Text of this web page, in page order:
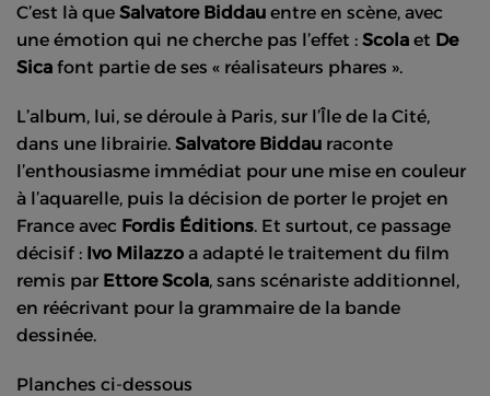
C’est là que Salvatore Biddau entre en scène, avec
une émotion qui ne cherche pas l’effet : Scola et De
Sica font partie de ses « réalisateurs phares ».
L’album, lui, se déroule à Paris, sur l’Île de la Cité,
dans une librairie. Salvatore Biddau raconte
l’enthousiasme immédiat pour une mise en couleur
à l’aquarelle, puis la décision de porter le projet en
France avec Fordis Éditions. Et surtout, ce passage
décisif : Ivo Milazzo a adapté le traitement du film
remis par Ettore Scola, sans scénariste additionnel,
en réécrivant pour la grammaire de la bande
dessinée.
Planches ci-dessous